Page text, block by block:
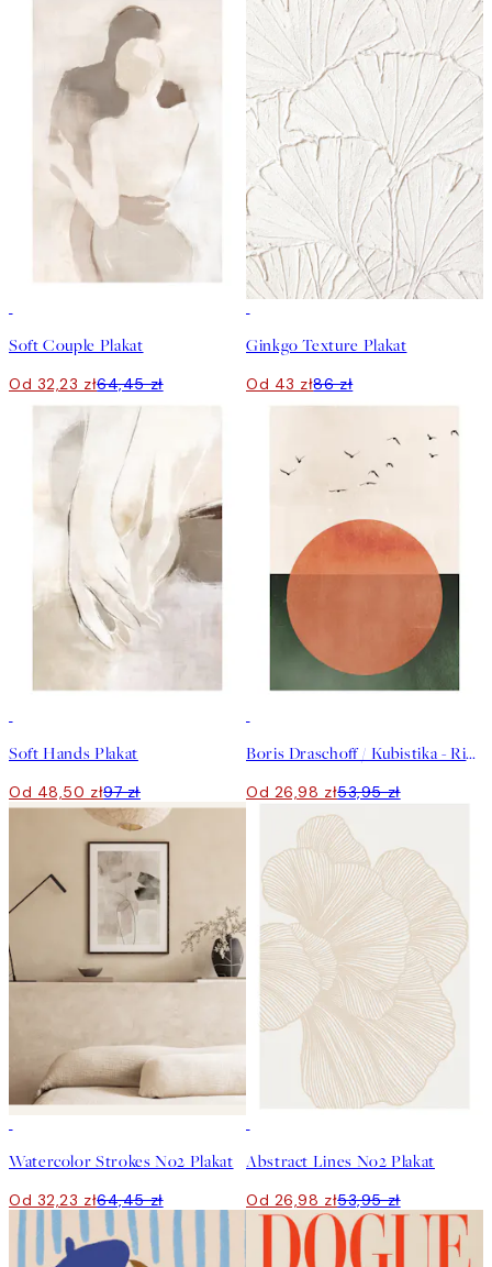
Soft Couple Plakat
Od 32,23 zł64,45 zł
Ginkgo Texture Plakat
Od 43 zł86 zł
Soft Hands Plakat
Od 48,50 zł97 zł
Boris Draschoff / Kubistika - Rising Plakat
Od 26,98 zł53,95 zł
Watercolor Strokes No2 Plakat
Od 32,23 zł64,45 zł
Abstract Lines No2 Plakat
Od 26,98 zł53,95 zł